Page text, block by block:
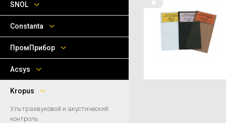
SNOL
Сonstanta
ПромПрибор
Acsys
Kropus
Ультразвуковой и акустический
контроль